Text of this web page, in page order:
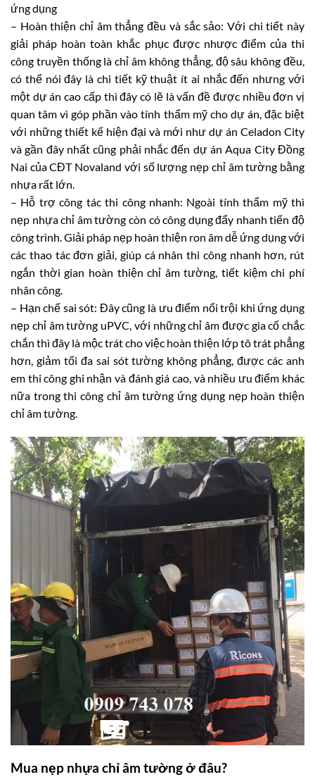
ứng dụng
– Hoàn thiện chỉ âm thẳng đều và sắc sảo: Với chi tiết này
giải pháp hoàn toàn khắc phục được nhược điểm của thi
công truyền thống là chỉ âm không thẳng, độ sâu không đều,
có thể nói đây là chi tiết kỹ thuật ít ai nhắc đến nhưng với
một dự án cao cấp thì đây có lẽ là vấn đề được nhiều đơn vị
quan tâm vì góp phần vào tính thẩm mỹ cho dự án, đặc biệt
với những thiết kế hiện đại và mới như dự án Celadon City
và gần đây nhất cũng phải nhắc đến dự án Aqua City Đồng
Nai của CĐT Novaland với số lượng nẹp chỉ âm tường bằng
nhựa rất lớn.
– Hỗ trợ công tác thi công nhanh: Ngoài tính thẩm mỹ thì
nẹp nhựa chỉ âm tường còn có công dụng đẩy nhanh tiến độ
công trình. Giải pháp nẹp hoàn thiện ron âm dễ ứng dụng với
các thao tác đơn giải, giúp cá nhân thi công nhanh hơn, rút
ngắn thời gian hoàn thiện chỉ âm tường, tiết kiệm chi phí
nhân công.
– Hạn chế sai sót: Đây cũng là ưu điểm nổi trội khi ứng dụng
nẹp chỉ âm tường uPVC, với những chỉ âm được gia cố chắc
chắn thì đây là mộc trát cho việc hoàn thiện lớp tô trát phẳng
hơn, giảm tối đa sai sót tường không phẳng, được các anh
em thi công ghi nhận và đánh giá cao, và nhiều ưu điểm khác
nữa trong thi công chỉ âm tường ứng dụng nẹp hoàn thiện
chỉ âm tường.
Mua nẹp nhựa chỉ âm tường ở đâu?